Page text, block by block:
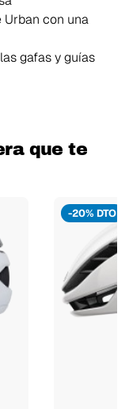
Urban con una
gafas y guías
que te
-20% DTO